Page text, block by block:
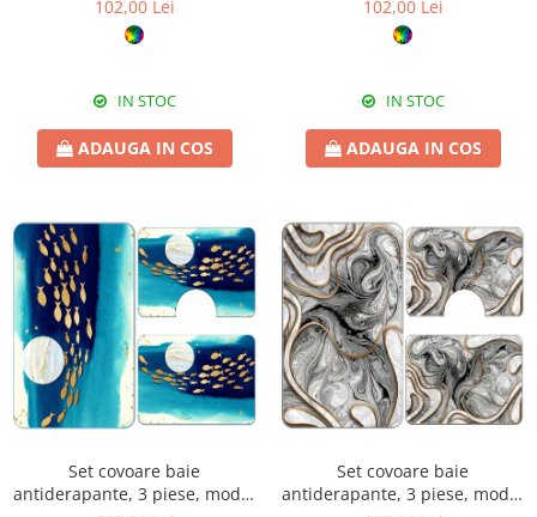
102,00 Lei
IN STOC
ADAUGA IN COS
accente aurii
102,00 Lei
IN STOC
ADAUGA IN COS
Set covoare baie
antiderapante, 3 piese, model
Set covoare baie
antiderapante, 3 piese, model